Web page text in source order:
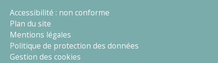
Accessibilité : non conforme
Plan du site
Mentions légales
Politique de protection des données
Gestion des cookies